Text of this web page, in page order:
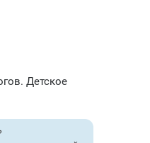
Детское